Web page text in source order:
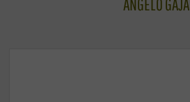
ANGELO GAJA